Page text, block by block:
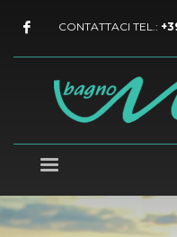
CONTATTACI TEL.: